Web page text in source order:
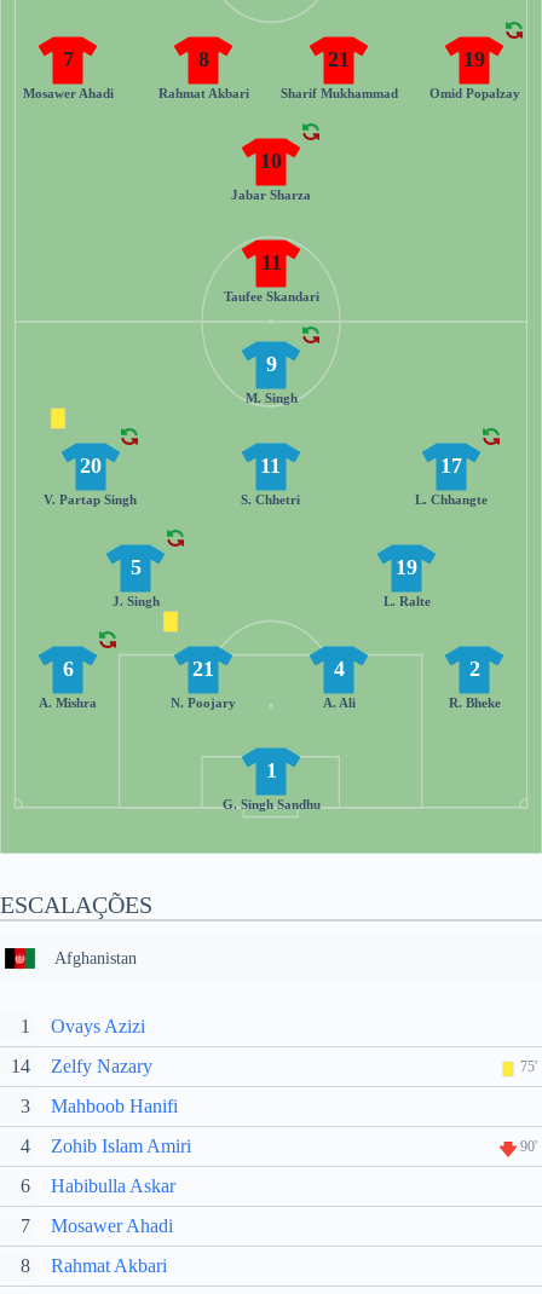
19
Omid Popalzay
21
Sharif Mukhammad
8
Rahmat Akbari
7
Mosawer Ahadi
10
Jabar Sharza
11
Taufee Skandari
1
G. Singh Sandhu
6
A. Mishra
21
N. Poojary
4
A. Ali
2
R. Bheke
5
J. Singh
19
L. Ralte
20
V. Partap Singh
11
S. Chhetri
17
L. Chhangte
9
M. Singh
ESCALAÇÕES
Afghanistan
1
Ovays Azizi
14
Zelfy Nazary 75'
3
Mahboob Hanifi
4
Zohib Islam Amiri 90'
6
Habibulla Askar
7
Mosawer Ahadi
8
Rahmat Akbari